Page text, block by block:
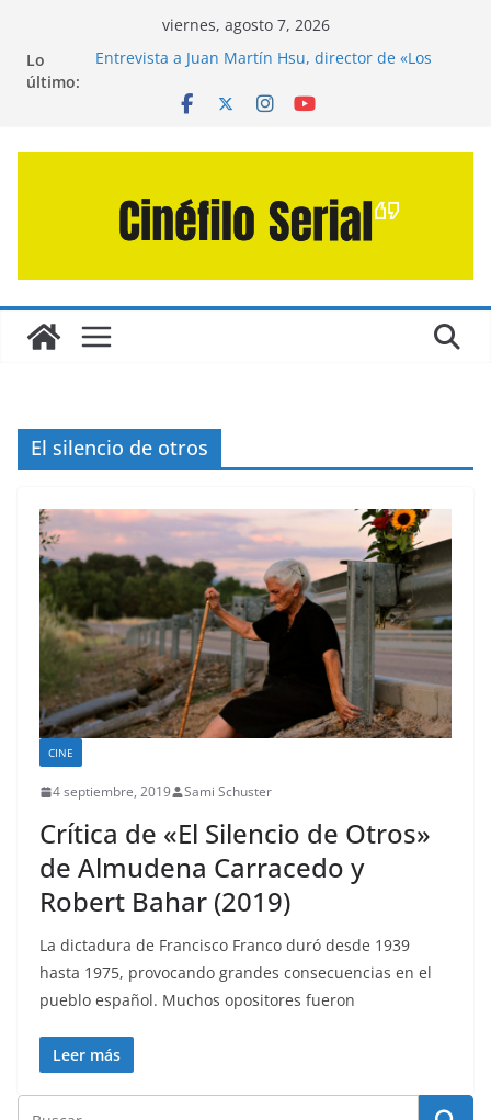
contenido
viernes, agosto 7, 2026
Lo
último:
Entrevista a Juan Martín Hsu, director de «Los
Crítica de «El Día D: Bajo Presión» de Anthony
Crítica de «Engendro» de Hanna Bergholm (2026)
Crítica de «La Odisea» de Christopher Nolan
(2026)
El silencio de otros
CINE
4 septiembre, 2019 Sami Schuster
Crítica de «El Silencio de Otros»
de Almudena Carracedo y
Robert Bahar (2019)
La dictadura de Francisco Franco duró desde 1939
hasta 1975, provocando grandes consecuencias en el
pueblo español. Muchos opositores fueron
Leer más